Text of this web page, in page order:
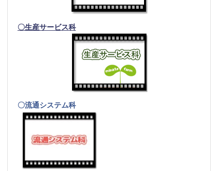
〇生産サービス科
〇流通システム科